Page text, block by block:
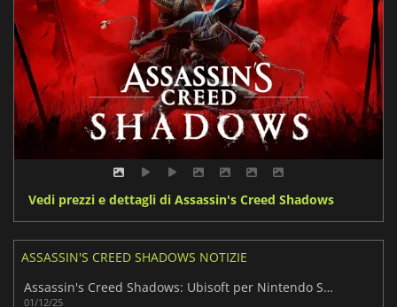
Vedi prezzi e dettagli di Assassin's Creed Shadows
ASSASSIN'S CREED SHADOWS NOTIZIE
Assassin's Creed Shadows: Ubisoft per Nintendo Switch 2
01/12/25